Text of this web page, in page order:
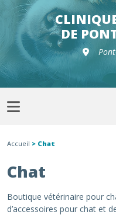
Sélection
DE
Accueil > Chat
Chat
Boutique vétérinaire pour
d’accessoires pour chat et